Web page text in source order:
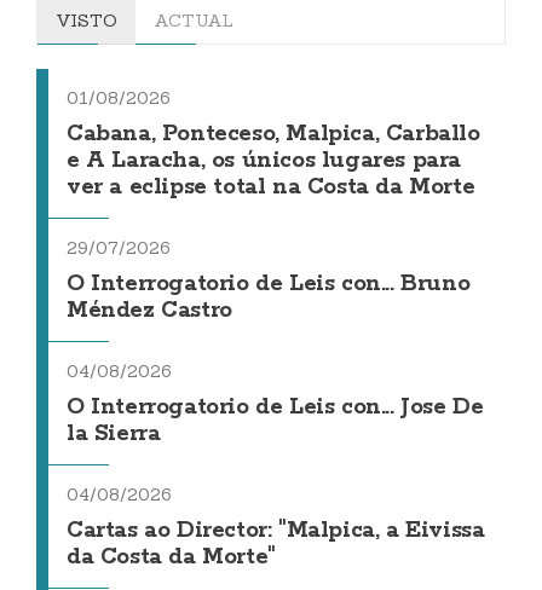
VISTO ACTUAL
01/08/2026
Cabana, Ponteceso, Malpica, Carballo
e A Laracha, os únicos lugares para
ver a eclipse total na Costa da Morte
29/07/2026
O Interrogatorio de Leis con... Bruno
Méndez Castro
04/08/2026
O Interrogatorio de Leis con... Jose De
la Sierra
04/08/2026
Cartas ao Director: "Malpica, a Eivissa
da Costa da Morte"